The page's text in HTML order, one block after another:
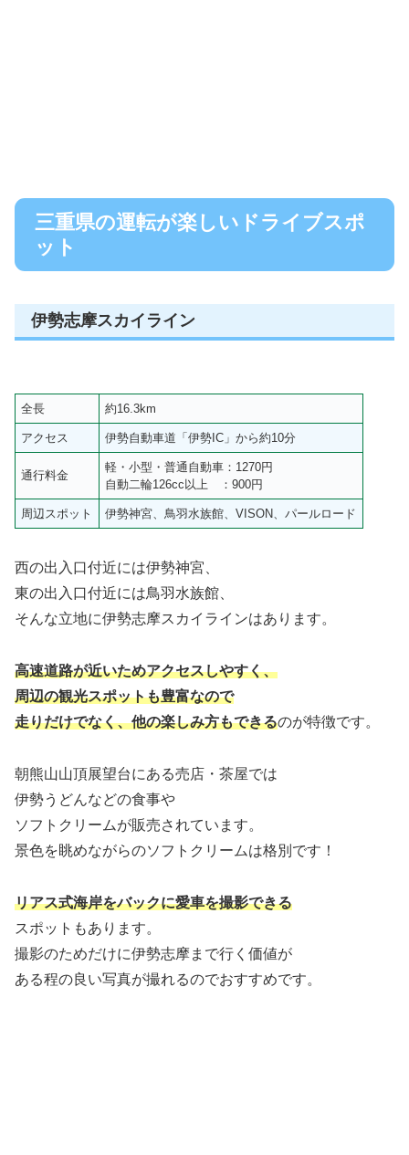
三重県の運転が楽しいドライブスポ
ット
伊勢志摩スカイライン
全長 約16.3km
アクセス 伊勢自動車道「伊勢IC」から約10分
通行料金
軽・小型・普通自動車：1270円
自動二輪126cc以上 ：900円
周辺スポット 伊勢神宮、鳥羽水族館、VISON、パールロード
西の出入口付近には伊勢神宮、
東の出入口付近には鳥羽水族館、
そんな立地に伊勢志摩スカイラインはあります。
高速道路が近いためアクセスしやすく、
周辺の観光スポットも豊富なので
走りだけでなく、他の楽しみ方もできるのが特徴です。
朝熊山山頂展望台にある売店・茶屋では
伊勢うどんなどの食事や
ソフトクリームが販売されています。
景色を眺めながらのソフトクリームは格別です！
リアス式海岸をバックに愛車を撮影できる
スポットもあります。
撮影のためだけに伊勢志摩まで行く価値が
ある程の良い写真が撮れるのでおすすめです。